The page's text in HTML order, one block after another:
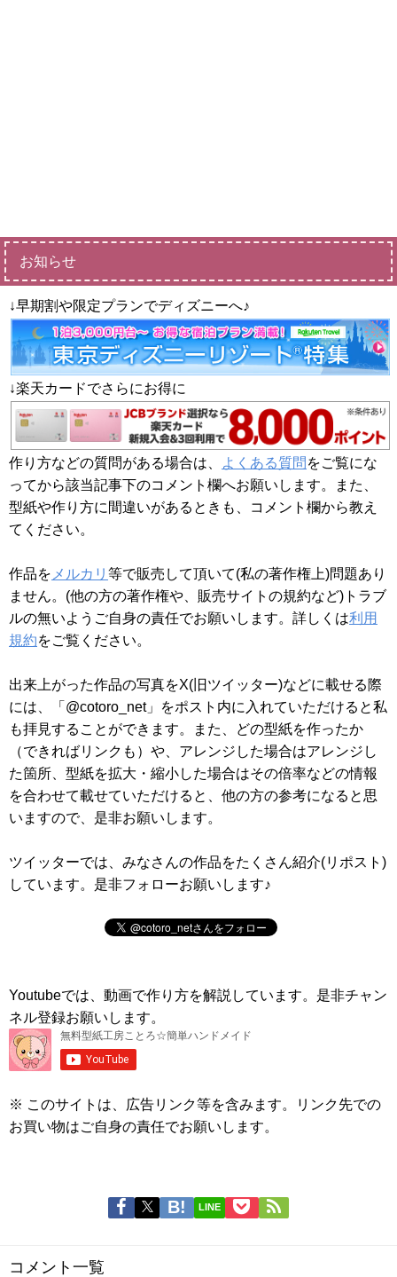
お知らせ
↓早期割や限定プランでディズニーへ♪
↓楽天カードでさらにお得に
作り方などの質問がある場合は、 よくある質問 をご覧にな
ってから該当記事下のコメント欄へお願いします。また、
型紙や作り方に間違いがあるときも、コメント欄から教え
てください。
作品を メルカリ 等で販売して頂いて(私の著作権上)問題あり
ません。(他の方の著作権や、販売サイトの規約など)トラブ
ルの無いようご自身の責任でお願いします。詳しくは利用
規約をご覧ください。
出来上がった作品の写真をX(旧ツイッター)などに載せる際
には、「@cotoro_net」をポスト内に入れていただけると私
も拝見することができます。また、どの型紙を作ったか
（できればリンクも）や、アレンジした場合はアレンジし
た箇所、型紙を拡大・縮小した場合はその倍率などの情報
を合わせて載せていただけると、他の方の参考になると思
いますので、是非お願いします。
ツイッターでは、みなさんの作品をたくさん紹介(リポスト)
しています。是非フォローお願いします♪
Youtubeでは、動画で作り方を解説しています。是非チャン
ネル登録お願いします。
※ このサイトは、広告リンク等を含みます。リンク先での
お買い物はご自身の責任でお願いします。
LINE
コメント一覧